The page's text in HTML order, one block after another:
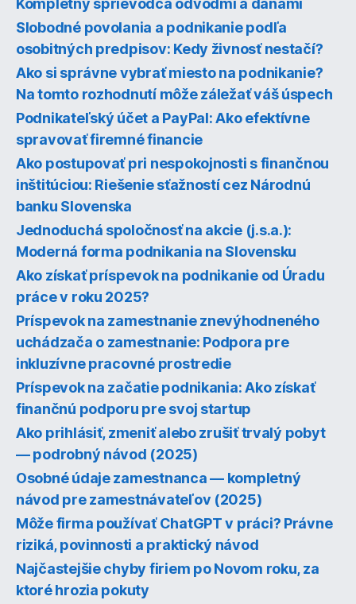
Kompletný sprievodca odvodmi a daňami
Slobodné povolania a podnikanie podľa
osobitných predpisov: Kedy živnosť nestačí?
Ako si správne vybrať miesto na podnikanie?
Na tomto rozhodnutí môže záležať váš úspech
Podnikateľský účet a PayPal: Ako efektívne
spravovať firemné financie
Ako postupovať pri nespokojnosti s finančnou
inštitúciou: Riešenie sťažností cez Národnú
banku Slovenska
Jednoduchá spoločnosť na akcie (j.s.a.):
Moderná forma podnikania na Slovensku
Ako získať príspevok na podnikanie od Úradu
práce v roku 2025?
Príspevok na zamestnanie znevýhodneného
uchádzača o zamestnanie: Podpora pre
inkluzívne pracovné prostredie
Príspevok na začatie podnikania: Ako získať
finančnú podporu pre svoj startup
Ako prihlásiť, zmeniť alebo zrušiť trvalý pobyt
— podrobný návod (2025)
Osobné údaje zamestnanca — kompletný
návod pre zamestnávateľov (2025)
Môže firma používať ChatGPT v práci? Právne
riziká, povinnosti a praktický návod
Najčastejšie chyby firiem po Novom roku, za
ktoré hrozia pokuty